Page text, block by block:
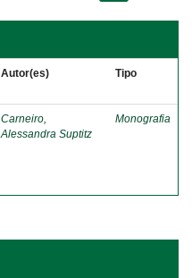
Autor(es) Tipo
Carneiro,
Alessandra Suptitz
Monografia